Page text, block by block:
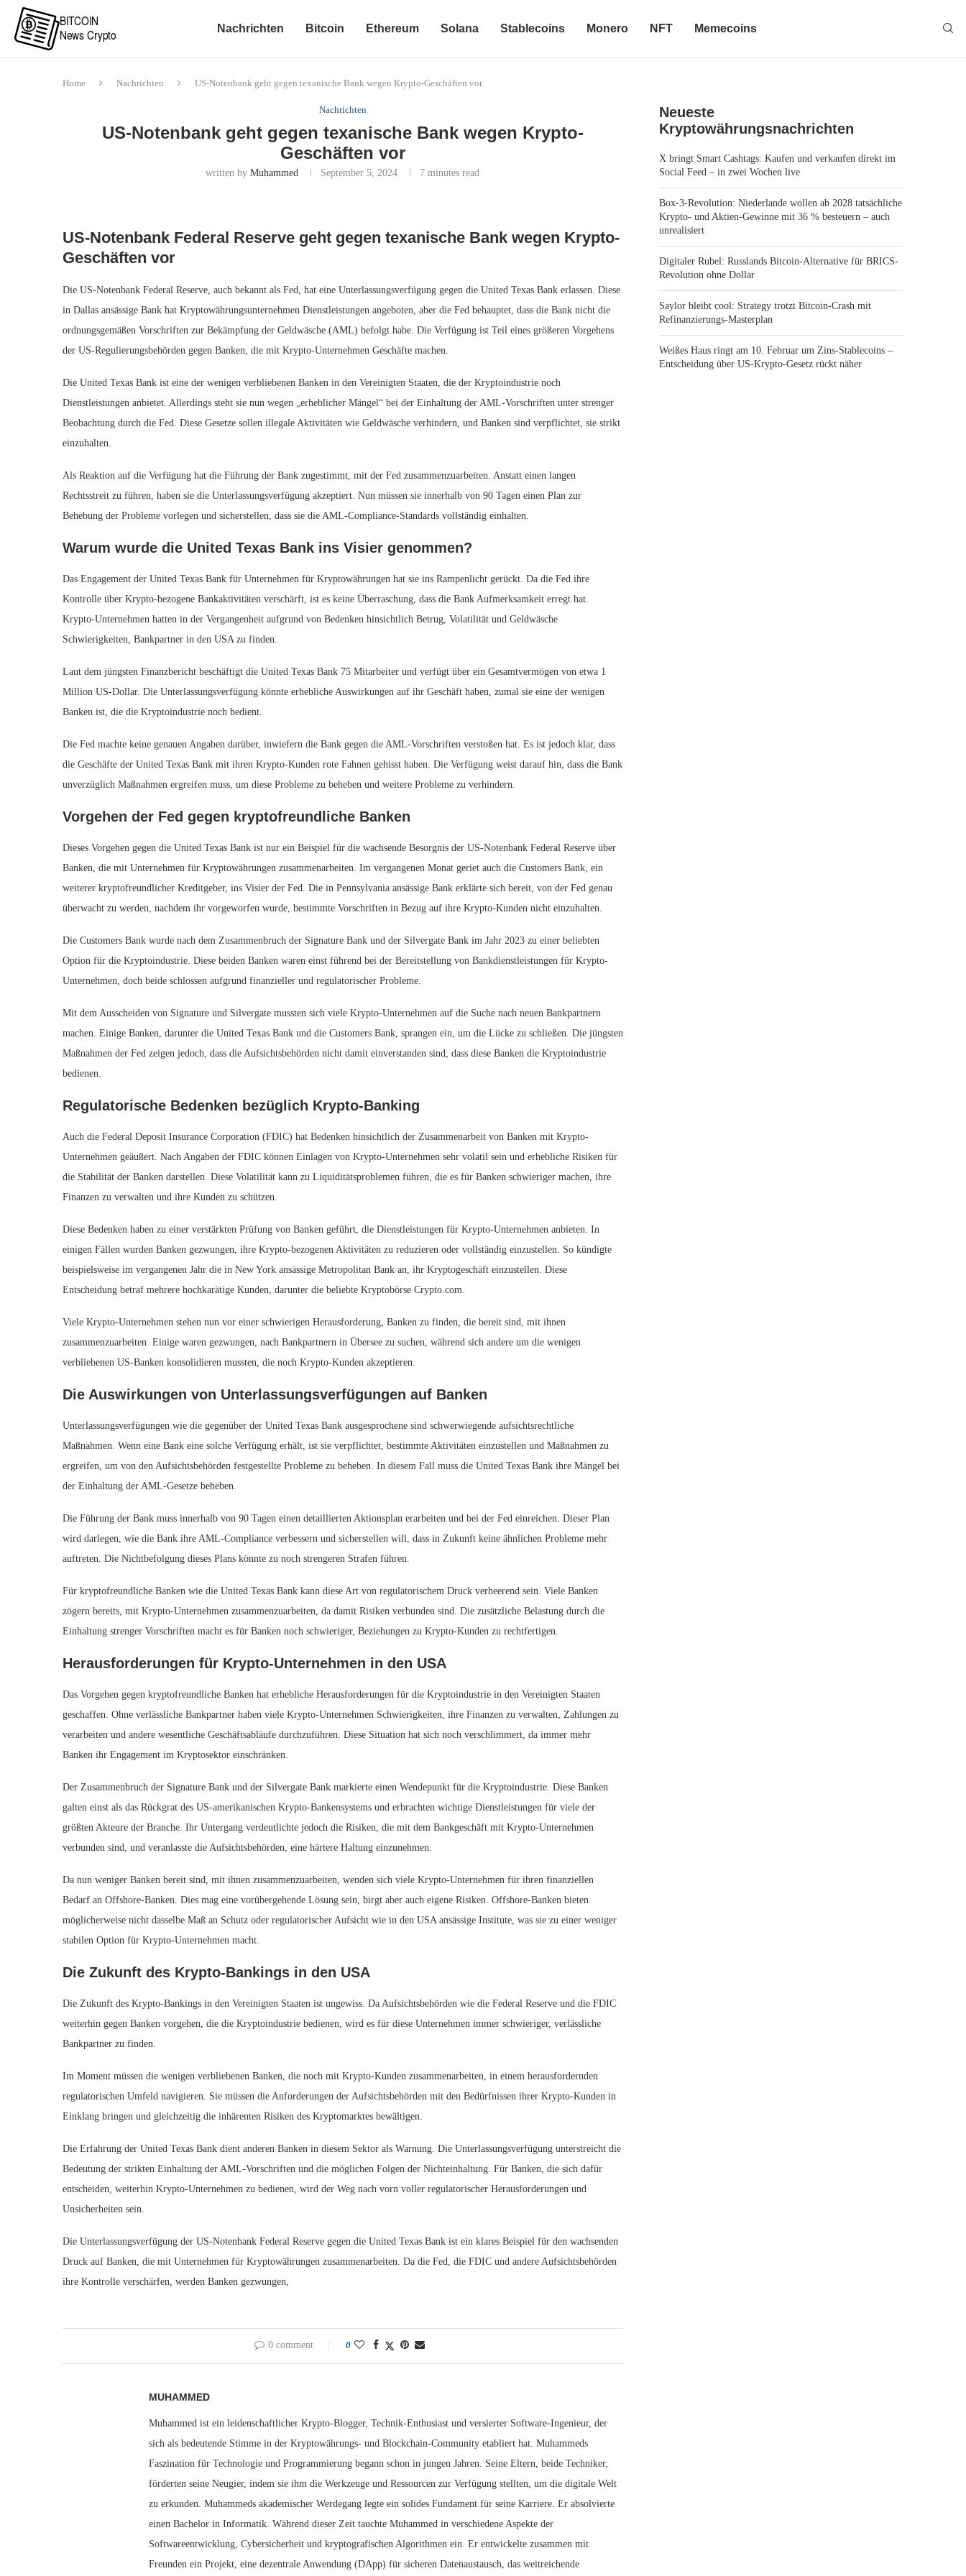
Nachrichten Bitcoin Ethereum Solana Stablecoins Monero NFT Memecoins
Home Nachrichten US-Notenbank geht gegen texanische Bank wegen Krypto-Geschäften vor
Nachrichten
US-Notenbank geht gegen texanische Bank wegen Krypto-
Geschäften vor
written byMuhammed September 5, 2024 7 minutes read
US-Notenbank Federal Reserve geht gegen texanische Bank wegen Krypto-
Geschäften vor
Die US-Notenbank Federal Reserve, auch bekannt als Fed, hat eine Unterlassungsverfügung gegen die United Texas Bank erlassen. Diese
in Dallas ansässige Bank hat Kryptowährungsunternehmen Dienstleistungen angeboten, aber die Fed behauptet, dass die Bank nicht die
ordnungsgemäßen Vorschriften zur Bekämpfung der Geldwäsche (AML) befolgt habe. Die Verfügung ist Teil eines größeren Vorgehens
der US-Regulierungsbehörden gegen Banken, die mit Krypto-Unternehmen Geschäfte machen.
Die United Texas Bank ist eine der wenigen verbliebenen Banken in den Vereinigten Staaten, die der Kryptoindustrie noch
Dienstleistungen anbietet. Allerdings steht sie nun wegen „erheblicher Mängel“ bei der Einhaltung der AML-Vorschriften unter strenger
Beobachtung durch die Fed. Diese Gesetze sollen illegale Aktivitäten wie Geldwäsche verhindern, und Banken sind verpflichtet, sie strikt
einzuhalten.
Als Reaktion auf die Verfügung hat die Führung der Bank zugestimmt, mit der Fed zusammenzuarbeiten. Anstatt einen langen
Rechtsstreit zu führen, haben sie die Unterlassungsverfügung akzeptiert. Nun müssen sie innerhalb von 90 Tagen einen Plan zur
Behebung der Probleme vorlegen und sicherstellen, dass sie die AML-Compliance-Standards vollständig einhalten.
Warum wurde die United Texas Bank ins Visier genommen?
Das Engagement der United Texas Bank für Unternehmen für Kryptowährungen hat sie ins Rampenlicht gerückt. Da die Fed ihre
Kontrolle über Krypto-bezogene Bankaktivitäten verschärft, ist es keine Überraschung, dass die Bank Aufmerksamkeit erregt hat.
Krypto-Unternehmen hatten in der Vergangenheit aufgrund von Bedenken hinsichtlich Betrug, Volatilität und Geldwäsche
Schwierigkeiten, Bankpartner in den USA zu finden.
Laut dem jüngsten Finanzbericht beschäftigt die United Texas Bank 75 Mitarbeiter und verfügt über ein Gesamtvermögen von etwa 1
Million US-Dollar. Die Unterlassungsverfügung könnte erhebliche Auswirkungen auf ihr Geschäft haben, zumal sie eine der wenigen
Banken ist, die die Kryptoindustrie noch bedient.
Die Fed machte keine genauen Angaben darüber, inwiefern die Bank gegen die AML-Vorschriften verstoßen hat. Es ist jedoch klar, dass
die Geschäfte der United Texas Bank mit ihren Krypto-Kunden rote Fahnen gehisst haben. Die Verfügung weist darauf hin, dass die Bank
unverzüglich Maßnahmen ergreifen muss, um diese Probleme zu beheben und weitere Probleme zu verhindern.
Vorgehen der Fed gegen kryptofreundliche Banken
Dieses Vorgehen gegen die United Texas Bank ist nur ein Beispiel für die wachsende Besorgnis der US-Notenbank Federal Reserve über
Banken, die mit Unternehmen für Kryptowährungen zusammenarbeiten. Im vergangenen Monat geriet auch die Customers Bank, ein
weiterer kryptofreundlicher Kreditgeber, ins Visier der Fed. Die in Pennsylvania ansässige Bank erklärte sich bereit, von der Fed genau
überwacht zu werden, nachdem ihr vorgeworfen wurde, bestimmte Vorschriften in Bezug auf ihre Krypto-Kunden nicht einzuhalten.
Die Customers Bank wurde nach dem Zusammenbruch der Signature Bank und der Silvergate Bank im Jahr 2023 zu einer beliebten
Option für die Kryptoindustrie. Diese beiden Banken waren einst führend bei der Bereitstellung von Bankdienstleistungen für Krypto-
Unternehmen, doch beide schlossen aufgrund finanzieller und regulatorischer Probleme.
Mit dem Ausscheiden von Signature und Silvergate mussten sich viele Krypto-Unternehmen auf die Suche nach neuen Bankpartnern
machen. Einige Banken, darunter die United Texas Bank und die Customers Bank, sprangen ein, um die Lücke zu schließen. Die jüngsten
Maßnahmen der Fed zeigen jedoch, dass die Aufsichtsbehörden nicht damit einverstanden sind, dass diese Banken die Kryptoindustrie
bedienen.
Regulatorische Bedenken bezüglich Krypto-Banking
Auch die Federal Deposit Insurance Corporation (FDIC) hat Bedenken hinsichtlich der Zusammenarbeit von Banken mit Krypto-
Unternehmen geäußert. Nach Angaben der FDIC können Einlagen von Krypto-Unternehmen sehr volatil sein und erhebliche Risiken für
die Stabilität der Banken darstellen. Diese Volatilität kann zu Liquiditätsproblemen führen, die es für Banken schwieriger machen, ihre
Finanzen zu verwalten und ihre Kunden zu schützen.
Diese Bedenken haben zu einer verstärkten Prüfung von Banken geführt, die Dienstleistungen für Krypto-Unternehmen anbieten. In
einigen Fällen wurden Banken gezwungen, ihre Krypto-bezogenen Aktivitäten zu reduzieren oder vollständig einzustellen. So kündigte
beispielsweise im vergangenen Jahr die in New York ansässige Metropolitan Bank an, ihr Kryptogeschäft einzustellen. Diese
Entscheidung betraf mehrere hochkarätige Kunden, darunter die beliebte Kryptobörse Crypto.com.
Viele Krypto-Unternehmen stehen nun vor einer schwierigen Herausforderung, Banken zu finden, die bereit sind, mit ihnen
zusammenzuarbeiten. Einige waren gezwungen, nach Bankpartnern in Übersee zu suchen, während sich andere um die wenigen
verbliebenen US-Banken konsolidieren mussten, die noch Krypto-Kunden akzeptieren.
Die Auswirkungen von Unterlassungsverfügungen auf Banken
Unterlassungsverfügungen wie die gegenüber der United Texas Bank ausgesprochene sind schwerwiegende aufsichtsrechtliche
Maßnahmen. Wenn eine Bank eine solche Verfügung erhält, ist sie verpflichtet, bestimmte Aktivitäten einzustellen und Maßnahmen zu
ergreifen, um von den Aufsichtsbehörden festgestellte Probleme zu beheben. In diesem Fall muss die United Texas Bank ihre Mängel bei
der Einhaltung der AML-Gesetze beheben.
Die Führung der Bank muss innerhalb von 90 Tagen einen detaillierten Aktionsplan erarbeiten und bei der Fed einreichen. Dieser Plan
wird darlegen, wie die Bank ihre AML-Compliance verbessern und sicherstellen will, dass in Zukunft keine ähnlichen Probleme mehr
auftreten. Die Nichtbefolgung dieses Plans könnte zu noch strengeren Strafen führen.
Für kryptofreundliche Banken wie die United Texas Bank kann diese Art von regulatorischem Druck verheerend sein. Viele Banken
zögern bereits, mit Krypto-Unternehmen zusammenzuarbeiten, da damit Risiken verbunden sind. Die zusätzliche Belastung durch die
Einhaltung strenger Vorschriften macht es für Banken noch schwieriger, Beziehungen zu Krypto-Kunden zu rechtfertigen.
Herausforderungen für Krypto-Unternehmen in den USA
Das Vorgehen gegen kryptofreundliche Banken hat erhebliche Herausforderungen für die Kryptoindustrie in den Vereinigten Staaten
geschaffen. Ohne verlässliche Bankpartner haben viele Krypto-Unternehmen Schwierigkeiten, ihre Finanzen zu verwalten, Zahlungen zu
verarbeiten und andere wesentliche Geschäftsabläufe durchzuführen. Diese Situation hat sich noch verschlimmert, da immer mehr
Banken ihr Engagement im Kryptosektor einschränken.
Der Zusammenbruch der Signature Bank und der Silvergate Bank markierte einen Wendepunkt für die Kryptoindustrie. Diese Banken
galten einst als das Rückgrat des US-amerikanischen Krypto-Bankensystems und erbrachten wichtige Dienstleistungen für viele der
größten Akteure der Branche. Ihr Untergang verdeutlichte jedoch die Risiken, die mit dem Bankgeschäft mit Krypto-Unternehmen
verbunden sind, und veranlasste die Aufsichtsbehörden, eine härtere Haltung einzunehmen.
Da nun weniger Banken bereit sind, mit ihnen zusammenzuarbeiten, wenden sich viele Krypto-Unternehmen für ihren finanziellen
Bedarf an Offshore-Banken. Dies mag eine vorübergehende Lösung sein, birgt aber auch eigene Risiken. Offshore-Banken bieten
möglicherweise nicht dasselbe Maß an Schutz oder regulatorischer Aufsicht wie in den USA ansässige Institute, was sie zu einer weniger
stabilen Option für Krypto-Unternehmen macht.
Die Zukunft des Krypto-Bankings in den USA
Die Zukunft des Krypto-Bankings in den Vereinigten Staaten ist ungewiss. Da Aufsichtsbehörden wie die Federal Reserve und die FDIC
weiterhin gegen Banken vorgehen, die die Kryptoindustrie bedienen, wird es für diese Unternehmen immer schwieriger, verlässliche
Bankpartner zu finden.
Im Moment müssen die wenigen verbliebenen Banken, die noch mit Krypto-Kunden zusammenarbeiten, in einem herausfordernden
regulatorischen Umfeld navigieren. Sie müssen die Anforderungen der Aufsichtsbehörden mit den Bedürfnissen ihrer Krypto-Kunden in
Einklang bringen und gleichzeitig die inhärenten Risiken des Kryptomarktes bewältigen.
Die Erfahrung der United Texas Bank dient anderen Banken in diesem Sektor als Warnung. Die Unterlassungsverfügung unterstreicht die
Bedeutung der strikten Einhaltung der AML-Vorschriften und die möglichen Folgen der Nichteinhaltung. Für Banken, die sich dafür
entscheiden, weiterhin Krypto-Unternehmen zu bedienen, wird der Weg nach vorn voller regulatorischer Herausforderungen und
Unsicherheiten sein.
Die Unterlassungsverfügung der US-Notenbank Federal Reserve gegen die United Texas Bank ist ein klares Beispiel für den wachsenden
Druck auf Banken, die mit Unternehmen für Kryptowährungen zusammenarbeiten. Da die Fed, die FDIC und andere Aufsichtsbehörden
ihre Kontrolle verschärfen, werden Banken gezwungen,
0 comment 0
MUHAMMED
Muhammed ist ein leidenschaftlicher Krypto-Blogger, Technik-Enthusiast und versierter Software-Ingenieur, der
sich als bedeutende Stimme in der Kryptowährungs- und Blockchain-Community etabliert hat. Muhammeds
Faszination für Technologie und Programmierung begann schon in jungen Jahren. Seine Eltern, beide Techniker,
förderten seine Neugier, indem sie ihm die Werkzeuge und Ressourcen zur Verfügung stellten, um die digitale Welt
zu erkunden. Muhammeds akademischer Werdegang legte ein solides Fundament für seine Karriere. Er absolvierte
einen Bachelor in Informatik. Während dieser Zeit tauchte Muhammed in verschiedene Aspekte der
Softwareentwicklung, Cybersicherheit und kryptografischen Algorithmen ein. Er entwickelte zusammen mit
Freunden ein Projekt, eine dezentrale Anwendung (DApp) für sicheren Datenaustausch, das weitreichende
Neueste
Kryptowährungsnachrichten
X bringt Smart Cashtags: Kaufen und verkaufen direkt im
Social Feed – in zwei Wochen live
Box-3-Revolution: Niederlande wollen ab 2028 tatsächliche
Krypto- und Aktien-Gewinne mit 36 % besteuern – auch
unrealisiert
Digitaler Rubel: Russlands Bitcoin-Alternative für BRICS-
Revolution ohne Dollar
Saylor bleibt cool: Strategy trotzt Bitcoin-Crash mit
Refinanzierungs-Masterplan
Weißes Haus ringt am 10. Februar um Zins-Stablecoins –
Entscheidung über US-Krypto-Gesetz rückt näher